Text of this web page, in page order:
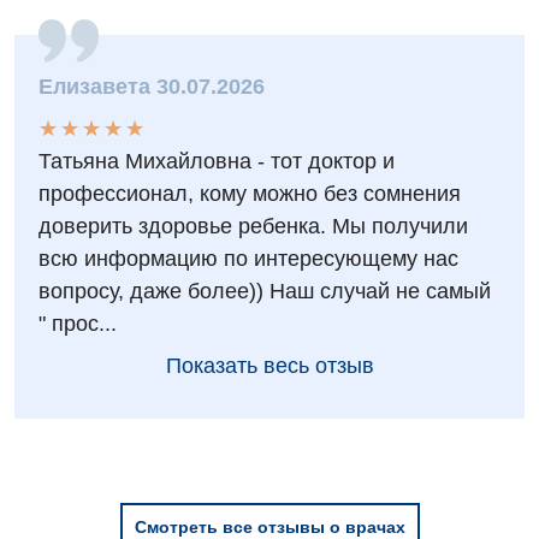
Аллергология, иммунология
Бесплатные услуги
Вакцинация
Гастроэнтерология
Гематология
Травматологическое отделение
Хирургическое отделение
Эндоскопическое отделение
Елизавета 30.07.2026
★
★
★
★
★
★ ★ ★ ★ ★
Татьяна Михайловна - тот доктор и
профессионал, кому можно без сомнения
доверить здоровье ребенка. Мы получили
всю информацию по интересующему нас
вопросу, даже более)) Наш случай не самый
" прос...
Показать весь отзыв
Смотреть все отзывы о врачах